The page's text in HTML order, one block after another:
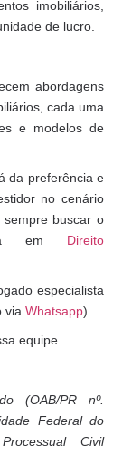
imobiliários,
de lucro.
abordagens
cada uma
e modelos de
da preferência e
no cenário
sempre buscar o
em Direito
especialista
via Whatsapp).
equipe.
(OAB/PR nº.
Federal do
Civil